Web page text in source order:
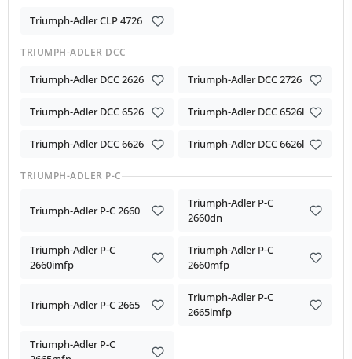
Triumph-Adler CLP 4726
TRIUMPH-ADLER DCC
Triumph-Adler DCC 2626 Triumph-Adler DCC 2726
Triumph-Adler DCC 6526 Triumph-Adler DCC 6526l
Triumph-Adler DCC 6626 Triumph-Adler DCC 6626l
TRIUMPH-ADLER P-C
Triumph-Adler P-C 2660
Triumph-Adler P-C
2660dn
Triumph-Adler P-C
2660imfp
Triumph-Adler P-C
2660mfp
Triumph-Adler P-C 2665
Triumph-Adler P-C
2665imfp
Triumph-Adler P-C